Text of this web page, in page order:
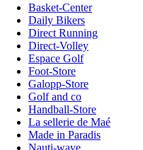
Basket-Center
Daily Bikers
Direct Running
Direct-Volley
Espace Golf
Foot-Store
Galopp-Store
Golf and co
Handball-Store
La sellerie de Maé
Made in Paradis
Nauti-wave